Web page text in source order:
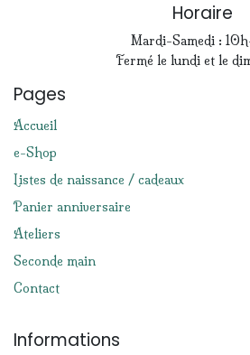
Horaire
Mardi-Samedi :
Fermé le lundi et le
Pages
Accueil
e-Shop
Listes de naissance / cadeaux
Panier anniversaire
Ateliers
Seconde main
Contact
Informations